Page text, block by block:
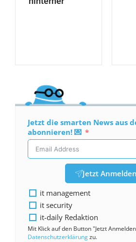
Jetzt die smarten News aus
abonnieren! 💌
Jetzt
it management
it security
it-daily Redaktion
Mit Klick auf den Button "Jetzt
Datenschutzerklärungzu.